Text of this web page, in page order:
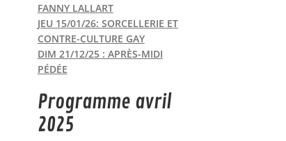
FANNY LALLART
JEU 15/01/26: SORCELLERIE ET
CONTRE-CULTURE GAY
DIM 21/12/25 : APRÈS-MIDI
PÉDÉE
Programme avril
2025